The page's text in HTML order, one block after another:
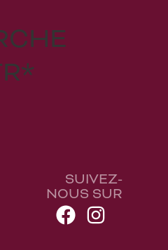
SUIVEZ-
NOUS SUR